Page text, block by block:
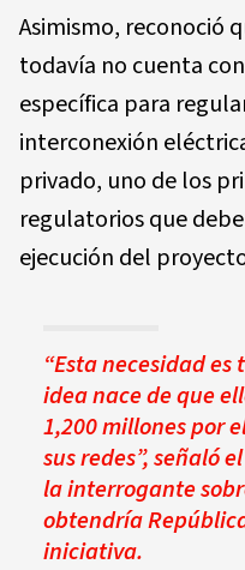
Asimismo, reconoció
todavía no cuenta
específica para
interconexión
privado, uno de los
regulatorios que
ejecución del
“Esta necesidad
idea nace de que
1,200 millones por
sus redes”, señaló
la interrogante
obtendría
iniciativa.